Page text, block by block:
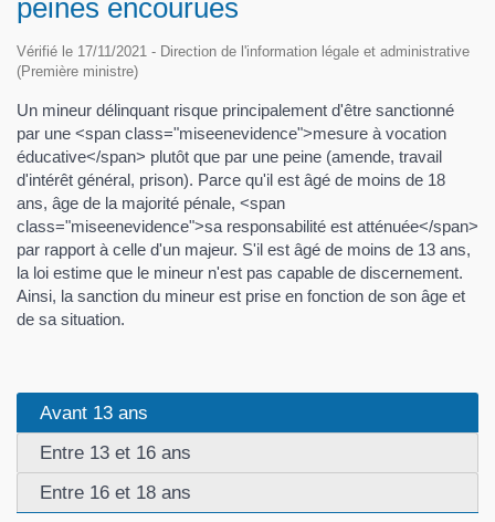
peines encourues
Vérifié le 17/11/2021 - Direction de l'information légale et administrative
(Première ministre)
Un mineur délinquant risque principalement d'être sanctionné
par une <span class="miseenevidence">mesure à vocation
éducative</span> plutôt que par une peine (amende, travail
d'intérêt général, prison). Parce qu'il est âgé de moins de 18
ans, âge de la majorité pénale, <span
class="miseenevidence">sa responsabilité est atténuée</span>
par rapport à celle d'un majeur. S'il est âgé de moins de 13 ans,
la loi estime que le mineur n'est pas capable de discernement.
Ainsi, la sanction du mineur est prise en fonction de son âge et
de sa situation.
Avant 13 ans
Entre 13 et 16 ans
Entre 16 et 18 ans